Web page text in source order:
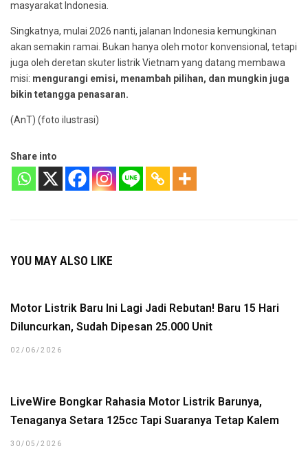
masyarakat Indonesia.
Singkatnya, mulai 2026 nanti, jalanan Indonesia kemungkinan
akan semakin ramai. Bukan hanya oleh motor konvensional, tetapi
juga oleh deretan skuter listrik Vietnam yang datang membawa
misi: mengurangi emisi, menambah pilihan, dan mungkin juga
bikin tetangga penasaran.
(AnT) (foto ilustrasi)
Share into
YOU MAY ALSO LIKE
Motor Listrik Baru Ini Lagi Jadi Rebutan! Baru 15 Hari
Diluncurkan, Sudah Dipesan 25.000 Unit
02/06/2026
LiveWire Bongkar Rahasia Motor Listrik Barunya,
Tenaganya Setara 125cc Tapi Suaranya Tetap Kalem
30/05/2026